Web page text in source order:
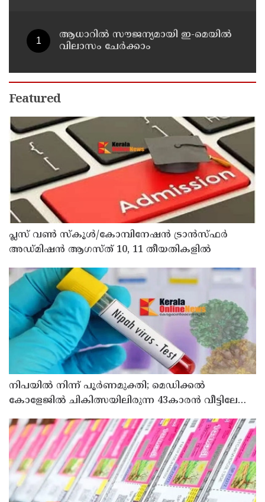
ആധാറിൽ സൗജന്യമായി ഇ-മെയിൽ
വിലാസം ചേർക്കാം
Featured
പ്ലസ് വൺ സ്‌കൂൾ/കോമ്പിനേഷൻ ട്രാൻസ്ഫർ
അഡ്മിഷൻ ആഗസ്ത് 10, 11 തീയതികളിൽ
നിപയിൽ നിന്ന് പൂർണമുക്തി; മെഡിക്കൽ
കോളേജിൽ ചികിത്സയിലിരുന്ന 43കാരൻ വീട്ടിലേക്ക്